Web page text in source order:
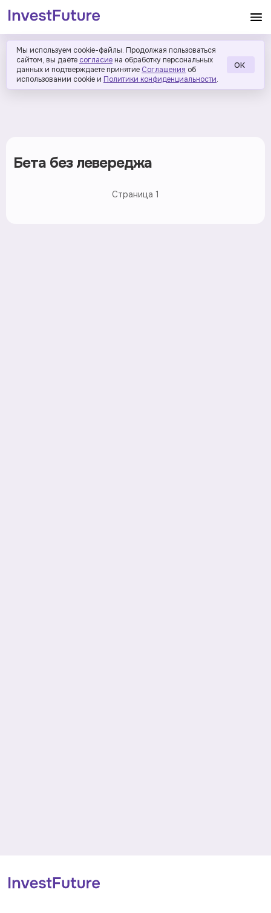
Мы используем cookie-файлы. Продолжая пользоваться
сайтом, вы даёте согласие на обработку персональных
данных и подтверждаете принятие Соглашения об
использовании cookie и Политики конфиденциальности.
ОК
Бета без левереджа
Страница 1